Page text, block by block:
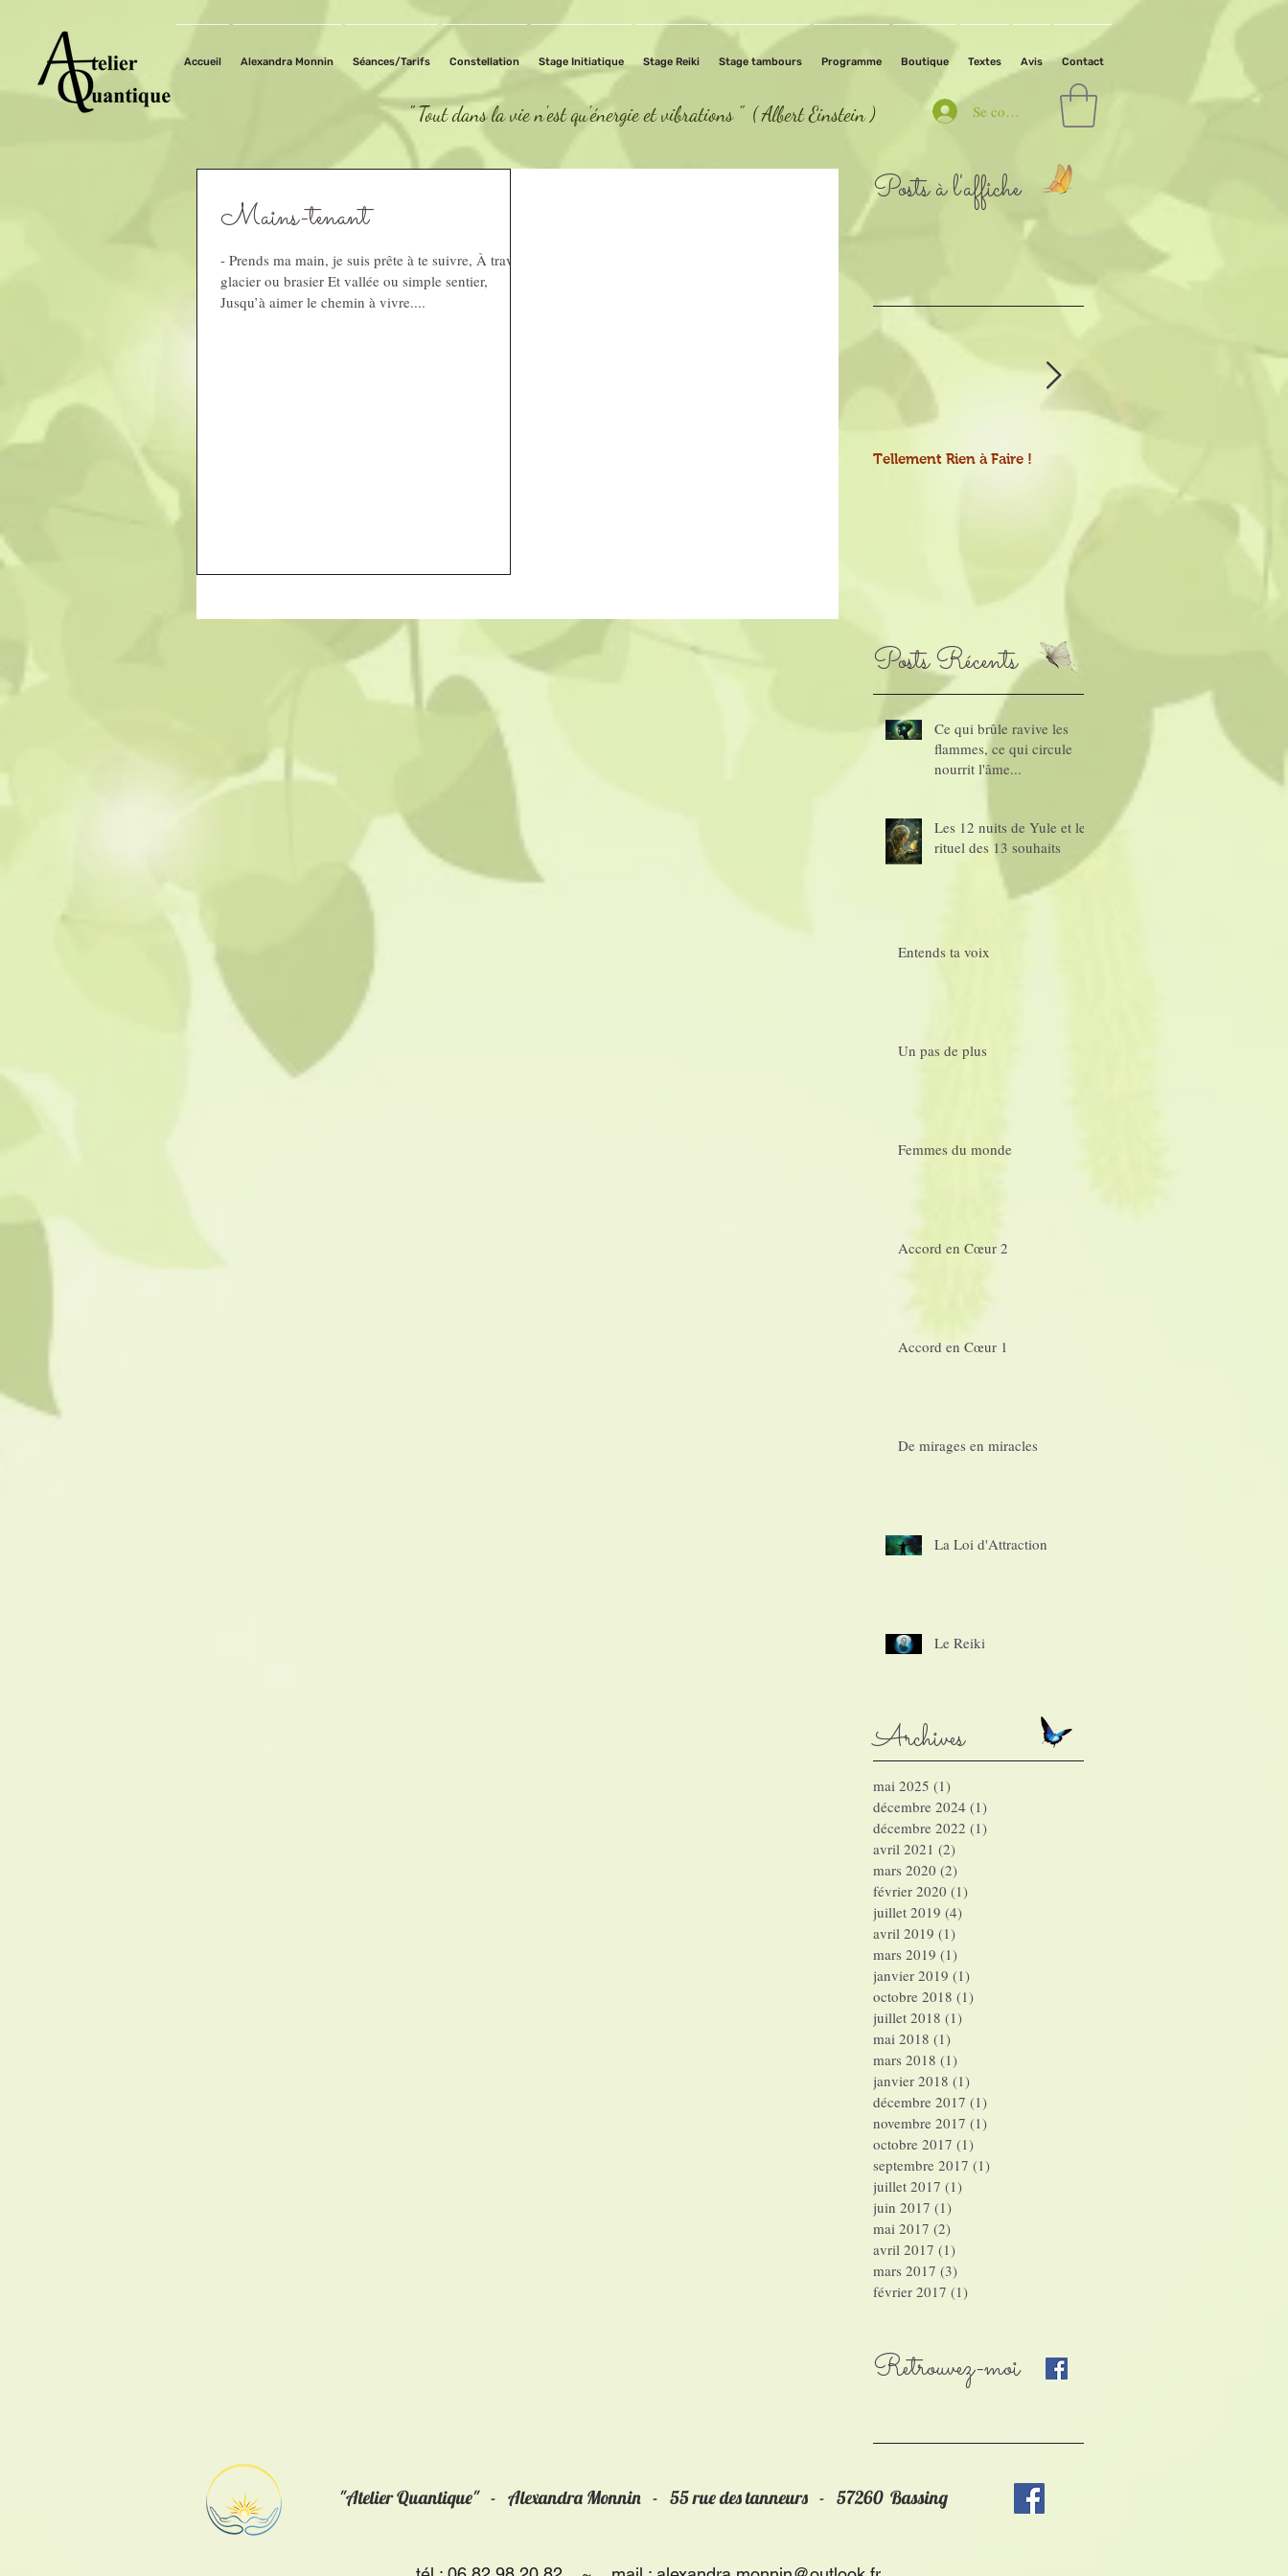
Accueil Alexandra Monnin Séances/Tarifs Constellation Stage Initiatique Stage Reiki Stage tambours Programme Boutique Textes Avis Contact
"Tout dans la vie n'est qu'énergie et vibrations " ( Albert Einstein ) Se connecter
Mains-tenant
- Prends ma main, je suis prête à te suivre, À travers
glacier ou brasier Et vallée ou simple sentier,
Jusqu’à aimer le chemin à vivre....
Posts à l'affiche
Tellement Rien à Faire !
Posts Récents
Ce qui brûle ravive les
flammes, ce qui circule
nourrit l'âme...
Les 12 nuits de Yule et le
rituel des 13 souhaits
Entends ta voix
Un pas de plus
Femmes du monde
Accord en Cœur 2
Accord en Cœur 1
De mirages en miracles
La Loi d'Attraction
Le Reiki
Archives
mai 2025 (1)
décembre 2024 (1)
décembre 2022 (1)
avril 2021 (2)
mars 2020 (2)
février 2020 (1)
juillet 2019 (4)
avril 2019 (1)
mars 2019 (1)
janvier 2019 (1)
octobre 2018 (1)
juillet 2018 (1)
mai 2018 (1)
mars 2018 (1)
janvier 2018 (1)
décembre 2017 (1)
novembre 2017 (1)
octobre 2017 (1)
septembre 2017 (1)
juillet 2017 (1)
juin 2017 (1)
mai 2017 (2)
avril 2017 (1)
mars 2017 (3)
février 2017 (1)
Retrouvez-moi
"Atelier Quantique" - Alexandra Monnin - 55 rue des tanneurs - 57260 Bassing